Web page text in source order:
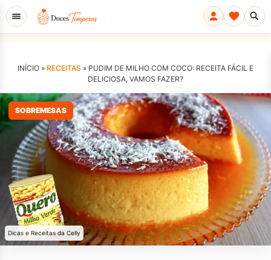
INÍCIO » RECEITAS » PUDIM DE MILHO COM COCO: RECEITA FÁCIL E
DELICIOSA, VAMOS FAZER?
SOBREMESAS
Dicas e Receitas da Celly